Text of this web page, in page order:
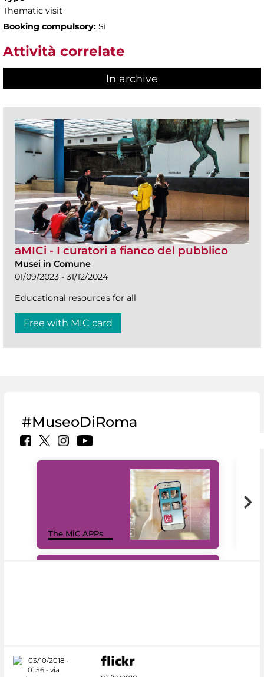
Thematic visit
Booking compulsory: Sì
Attività correlate
In archive
aMICi - I curatori a fianco del pubblico
Musei in Comune
01/09/2023 - 31/12/2024
Educational resources for all
Free with MIC card
#MuseoDiRoma
The MiC APPs